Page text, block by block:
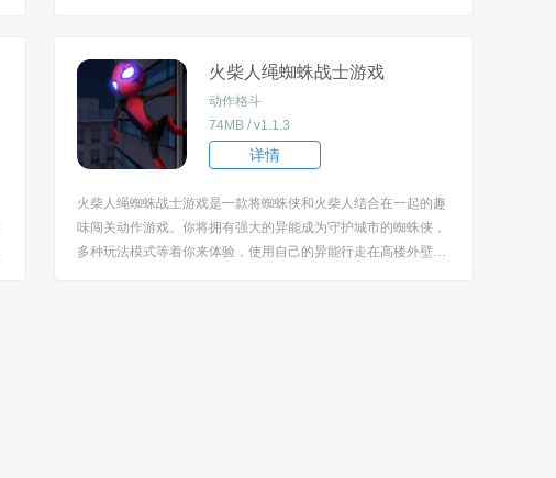
2、最...
火柴人绳蜘蛛战士游戏
动作格斗
74MB / v1.1.3
详情
火柴人绳蜘蛛战士游戏是一款将蜘蛛侠和火柴人结合在一起的趣
味闯关动作游戏。你将拥有强大的异能成为守护城市的蜘蛛侠，
多种玩法模式等着你来体验，使用自己的异能行走在高楼外壁上